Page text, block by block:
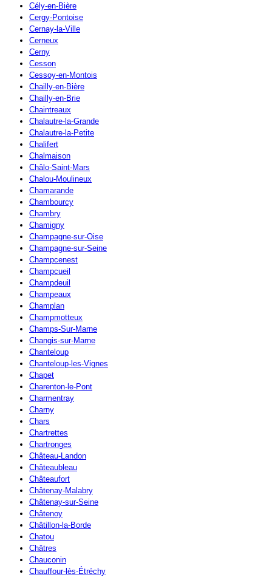
Cély-en-Bière
Cergy-Pontoise
Cernay-la-Ville
Cerneux
Cerny
Cesson
Cessoy-en-Montois
Chailly-en-Bière
Chailly-en-Brie
Chaintreaux
Chalautre-la-Grande
Chalautre-la-Petite
Chalifert
Chalmaison
Châlo-Saint-Mars
Chalou-Moulineux
Chamarande
Chambourcy
Chambry
Chamigny
Champagne-sur-Oise
Champagne-sur-Seine
Champcenest
Champcueil
Champdeuil
Champeaux
Champlan
Champmotteux
Champs-Sur-Marne
Changis-sur-Marne
Chanteloup
Chanteloup-les-Vignes
Chapet
Charenton-le-Pont
Charmentray
Charny
Chars
Chartrettes
Chartronges
Château-Landon
Châteaubleau
Châteaufort
Châtenay-Malabry
Châtenay-sur-Seine
Châtenoy
Châtillon-la-Borde
Chatou
Châtres
Chauconin
Chauffour-lès-Étréchy